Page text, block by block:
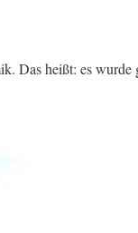
Das heißt: es wurde